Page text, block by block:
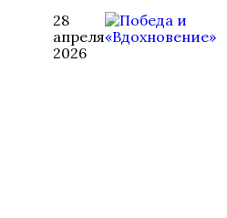
28
апреля
2026